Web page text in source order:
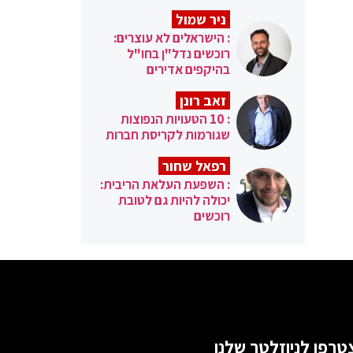
ניר שמול
: הישראלים לא עוצרים:
רוכשים נדל"ן בחו"ל
בהיקפים אדירים
זאב רונן
: 10 הטעויות הנפוצות
שגורמות לקריסת חברות
רפאל שחור
: השפעת העלאת הריבית:
יכולה להיות גם לטובת
רוכשים
לניוזלטר שלנו